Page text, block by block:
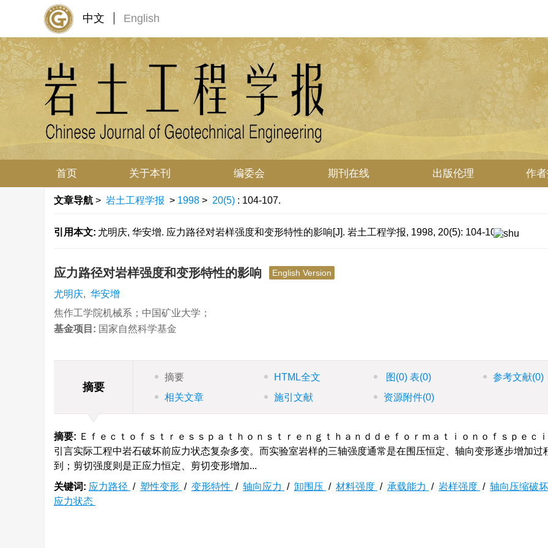
中文 English
首页 关于本刊 编委会 期刊在线 出版伦理 作
文章导航 > 岩土工程学报 > 1998 > 20(5) : 104-107.
引用本文: 尤明庆, 华安增. 应力路径对岩样强度和变形特性的影响[J]. 岩土工程学报, 1998, 20(5): 104-107.
应力路径对岩样强度和变形特性的影响 English Version
尤明庆, 华安增
焦作工学院机械系；中国矿业大学；
基金项目: 国家自然科学基金
摘要
摘要 HTML全文 图 (0) 表(0) 参考文献(0)
相关文章
施引文献 资源附件(0)
摘要: Ｅｆｅｃｔｏｆｓｔｒｅｓｓｐａｔｈｏｎｓｔｒｅｎｇｔｈａｎｄｄｅｆｏｒｍａｔｉｏｎｏｆｓｐｅｃ
引言实际工程中岩石破坏前应力状态复杂多变。而实验室岩样的三轴强度通常是在围压恒定、轴向变形逐步增加过
到；剪切强度则是正应力恒定、剪切变形增加...
关键词: 应力路径 / 塑性变形 / 变形特性 / 轴向应力 / 卸围压 / 材料强度 / 承载能力 / 岩样强度 / 轴向压缩破
应力状态